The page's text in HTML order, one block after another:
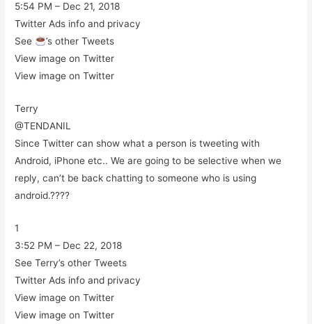
5:54 PM – Dec 21, 2018
Twitter Ads info and privacy
See
’s other Tweets
View image on Twitter
View image on Twitter
Terry
@TENDANIL
Since Twitter can show what a person is tweeting with
Android, iPhone etc.. We are going to be selective when we
reply, can’t be back chatting to someone who is using
android.????
1
3:52 PM – Dec 22, 2018
See Terry’s other Tweets
Twitter Ads info and privacy
View image on Twitter
View image on Twitter